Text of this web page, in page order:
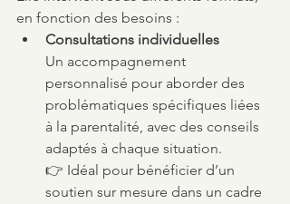
en fonction des besoins :
Consultations individuelles
Un accompagnement
personnalisé pour aborder des
problématiques spécifiques liées
à la parentalité, avec des conseils
adaptés à chaque situation.
👉 Idéal pour bénéficier d’un
soutien sur mesure dans un cadre